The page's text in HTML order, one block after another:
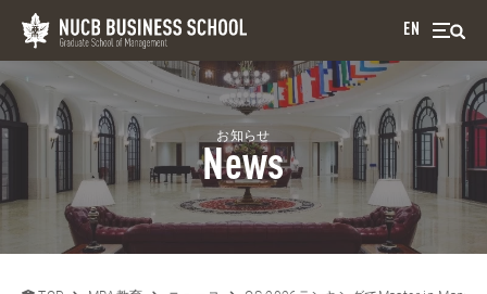
EN
お知らせ
News